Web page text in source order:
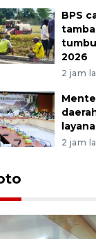
BPS
2026
2 jam
2 jam